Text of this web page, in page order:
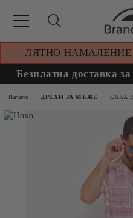
ЛЯТНО НАМАЛЕНИЕ
Безплатна доставка
Начало ДРЕХИ ЗА МЪЖЕ САКА